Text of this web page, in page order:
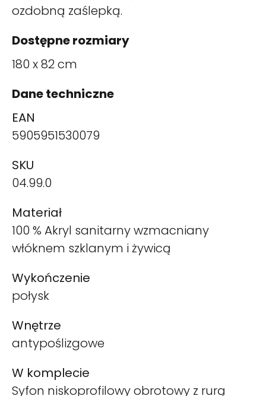
ozdobną zaślepką.
Dostępne rozmiary
180 x 82 cm
Dane techniczne
EAN
5905951530079
SKU
04.99.0
Materiał
100 % Akryl sanitarny wzmacniany
włóknem szklanym i żywicą
Wykończenie
połysk
Wnętrze
antypoślizgowe
W komplecie
Syfon niskoprofilowy obrotowy z rurą